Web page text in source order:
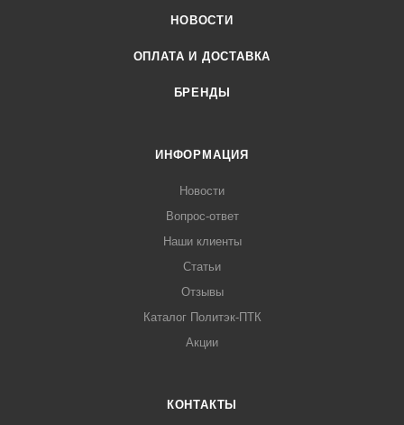
НОВОСТИ
ОПЛАТА И ДОСТАВКА
БРЕНДЫ
ИНФОРМАЦИЯ
Новости
Вопрос-ответ
Наши клиенты
Статьи
Отзывы
Каталог Политэк-ПТК
Акции
КОНТАКТЫ